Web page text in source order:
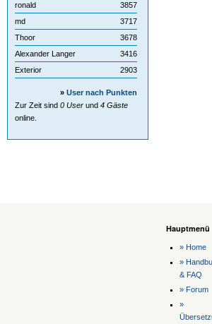
ronald
3857
md
3717
Thoor
3678
Alexander Langer
3416
Exterior
2903
» User nach Punkten
Zur Zeit sind 0 User und 4 Gäste
online.
Hauptmenü
» Home
»
& FAQ
» Forum
»